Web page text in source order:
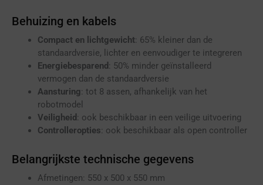
Behuizing en kabels
Compact en lichtgewicht: 65% kleiner dan de
standaardversie, lichter en eenvoudiger te integreren
Energiebesparend : 50% minder geïnstalleerd
vermogen dan de standaardversie
Aansturing: tot 8 assen, afhankelijk van het
robotmodel
Veiligheid : ook beschikbaar in een veilige uitvoering
Controlleropties: ook beschikbaar als open controller
Belangrijkste technische gegevens
Afmetingen: 550 x 500 x 550 mm